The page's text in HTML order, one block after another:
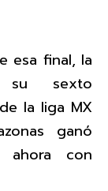
esa final, la
su sexto
la liga MX
ganó
con